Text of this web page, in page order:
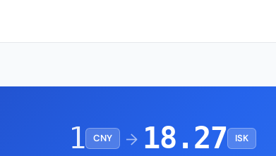
1 CNY → 18.27 ISK